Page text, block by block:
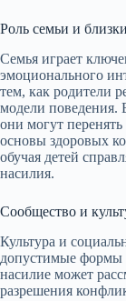
Роль семьи и
Семья играет
эмоционального
тем, как родители
модели поведения.
они могут
основы здоровых
обучая детей
насилия.
Сообщество и
Культура и
допустимые формы
насилие может
разрешения